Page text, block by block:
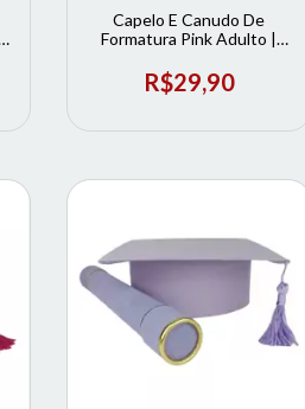
Capelo E Canudo De
Formatura Pink Adulto |
R$29,90